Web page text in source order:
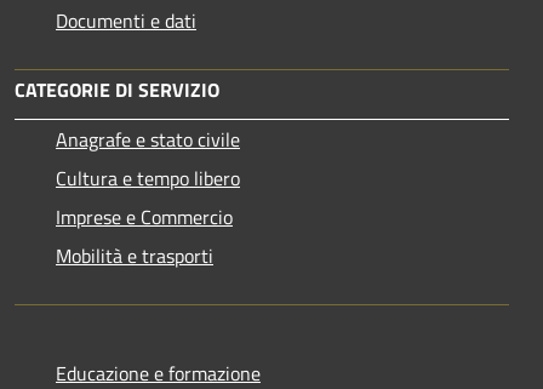
Documenti e dati
CATEGORIE DI SERVIZIO
Anagrafe e stato civile
Cultura e tempo libero
Imprese e Commercio
Mobilità e trasporti
Educazione e formazione